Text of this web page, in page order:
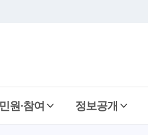
원·참여 정보공개